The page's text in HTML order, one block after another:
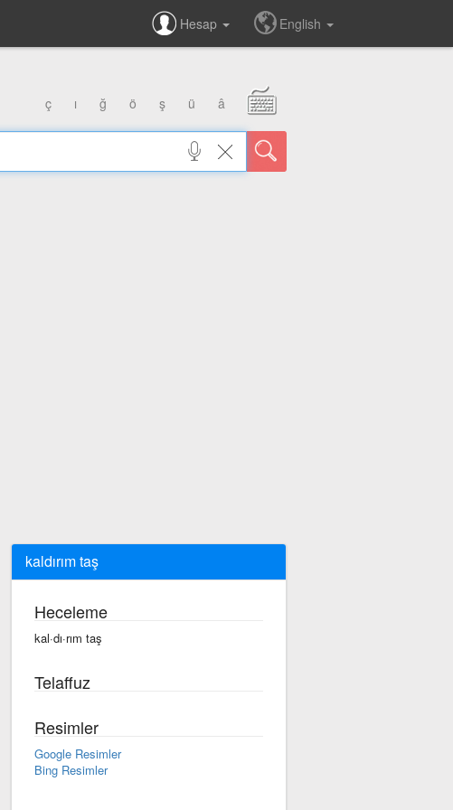
Hesap English
ç ı ğ ö ş ü â
kaldırım taş
Heceleme
kal·dı·rım taş
Telaffuz
Resimler
Google Resimler
Bing Resimler